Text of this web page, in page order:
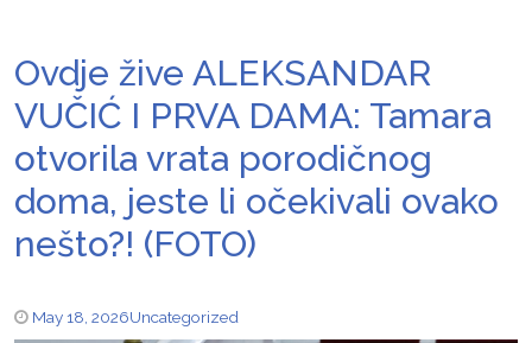
Ovdje žive ALEKSANDAR
VUČIĆ I PRVA DAMA: Tamara
otvorila vrata porodičnog
doma, jeste li očekivali ovako
nešto?! (FOTO)
May 18, 2026Uncategorized